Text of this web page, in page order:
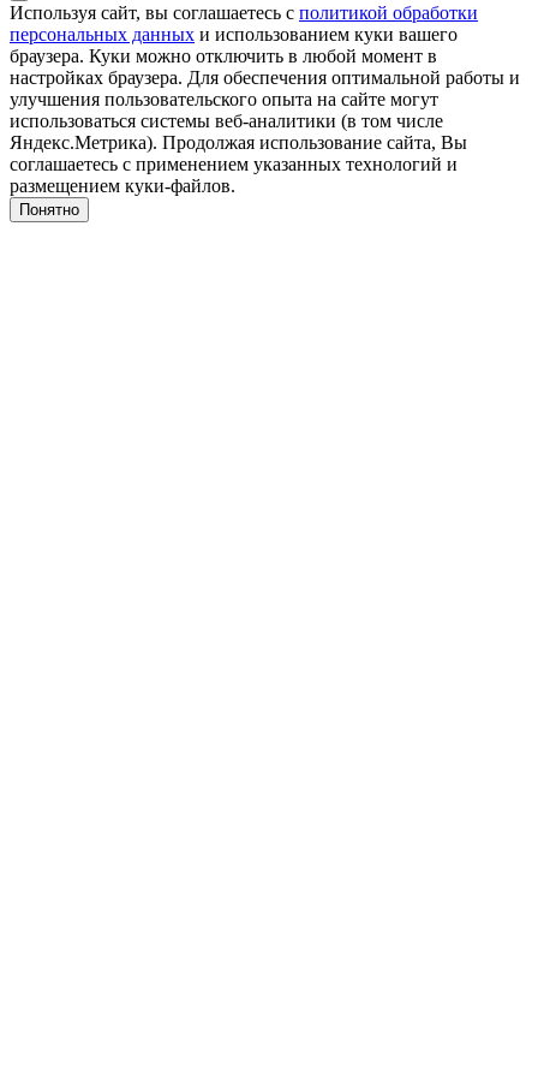
Используя сайт, вы соглашаетесь с политикой обработки
персональных данных и использованием куки вашего
браузера. Куки можно отключить в любой момент в
настройках браузера. Для обеспечения оптимальной работы и
улучшения пользовательского опыта на сайте могут
использоваться системы веб-аналитики (в том числе
Яндекс.Метрика). Продолжая использование сайта, Вы
соглашаетесь с применением указанных технологий и
размещением куки-файлов.
Понятно